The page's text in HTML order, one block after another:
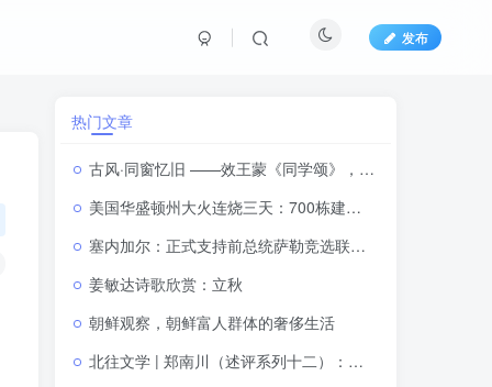
发布
热门文章
古风·同窗忆旧 ——效王蒙《同学颂》，忆六七十年代同窗岁月
美国华盛顿州大火连烧三天：700栋建筑被毁，64000人紧急撤离
塞内加尔：正式支持前总统萨勒竞选联合国秘书长
姜敏达诗歌欣赏：立秋
朝鲜观察，朝鲜富人群体的奢侈生活
北往文学 | 郑南川（述评系列十二）：做读写天空的诗人（原载邓丽《飞翔的乐章》）（附：心漫述评）